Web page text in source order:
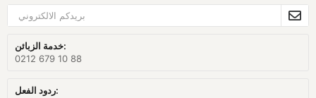
خدمة الزبائن:
0212 679 10 88
ردود الفعل: